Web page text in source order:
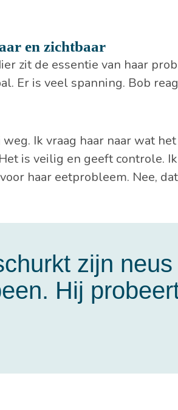
en zichtbaar
zit de essentie van haar
Er is veel spanning. Bob
Ik vraag haar naar wat
is veilig en geeft controle.
haar eetprobleem. Nee,
zijn
Hij